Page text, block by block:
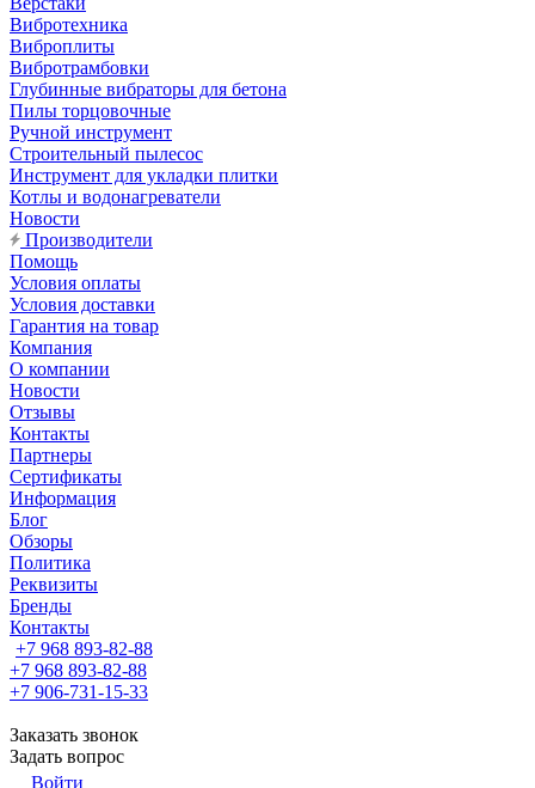
Вибротехника
Виброплиты
Вибротрамбовки
Глубинные вибраторы для бетона
Пилы торцовочные
Ручной инструмент
Строительный пылесос
Инструмент для укладки плитки
Котлы и водонагреватели
Новости
Производители
Помощь
Условия оплаты
Условия доставки
Гарантия на товар
Компания
О компании
Новости
Отзывы
Контакты
Партнеры
Сертификаты
Информация
Блог
Обзоры
Политика
Реквизиты
Бренды
Контакты
+7 968 893-82-88
+7 968 893-82-88
+7 906-731-15-33
Заказать звонок
Задать вопрос
Войти